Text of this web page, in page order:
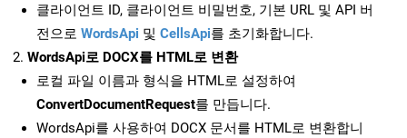
클라이언트 ID, 클라이언트 비밀번호, 기본 URL 및 API 버
전으로 WordsApi 및 CellsApi를 초기화합니다.
WordsApi로 DOCX를 HTML로 변환
로컬 파일 이름과 형식을 HTML로 설정하여
ConvertDocumentRequest를 만듭니다.
WordsApi를 사용하여 DOCX 문서를 HTML로 변환합니